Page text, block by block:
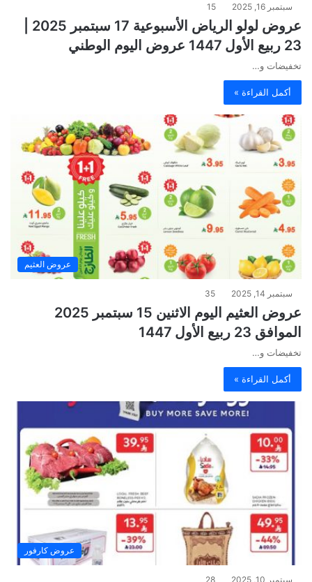
سبتمبر 16, 2025 15
23 ربيع الأول 1447 عروض اليوم الوطني
تخفيضات و…
أكمل القراءة »
عروض العثيم
سبتمبر 14, 2025 35
عروض العثيم اليوم الاثنين 15 سبتمبر 2025
الموافق 23 ربيع الأول 1447
تخفيضات و…
أكمل القراءة »
عروض كارفور
سبتمبر 10, 2025 28